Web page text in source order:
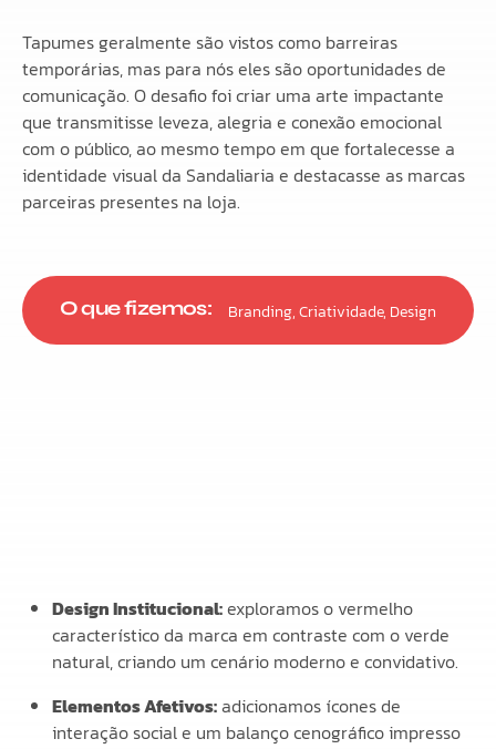
Tapumes geralmente são vistos como barreiras
temporárias, mas para nós eles são oportunidades de
comunicação. O desafio foi criar uma arte impactante
que transmitisse leveza, alegria e conexão emocional
com o público, ao mesmo tempo em que fortalecesse a
identidade visual da Sandaliaria e destacasse as marcas
parceiras presentes na loja.
O que fizemos: Branding,Criatividade, Design
Design Institucional:exploramos o vermelho
característico da marca em contraste com o verde
natural, criando um cenário moderno e convidativo.
Elementos Afetivos:adicionamos ícones de
interação social e um balanço cenográfico impresso